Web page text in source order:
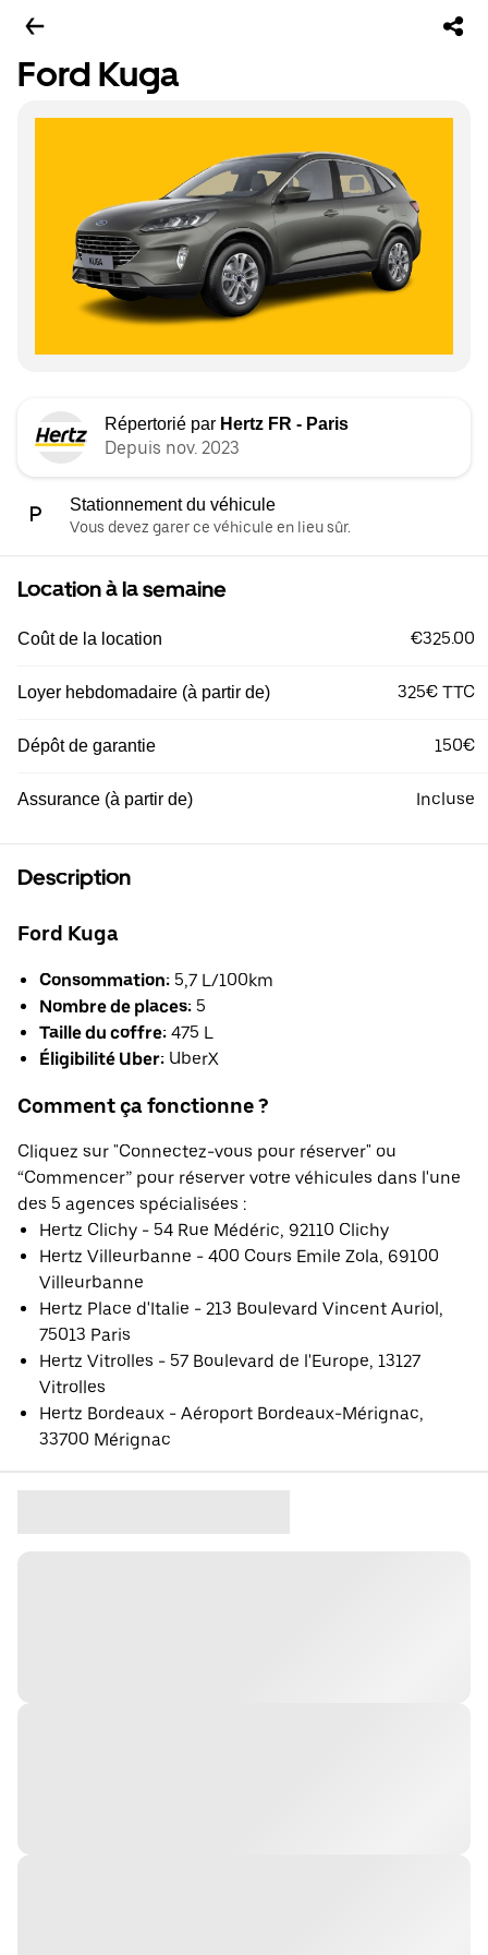
Ford Kuga
Répertorié par Hertz FR - Paris
Depuis nov. 2023
Stationnement du véhicule
Vous devez garer ce véhicule en lieu sûr.
Location à la semaine
Coût de la location €325.00
Loyer hebdomadaire (à partir de) 325€ TTC
Dépôt de garantie 150€
Assurance (à partir de) Incluse
Description
Ford Kuga
Consommation: 5,7 L/100km
Nombre de places: 5
Taille du coffre: 475 L
Éligibilité Uber: UberX
Comment ça fonctionne ?
Cliquez sur "Connectez-vous pour réserver" ou
“Commencer” pour réserver votre véhicules dans l'une
des 5 agences spécialisées :
Hertz Clichy - 54 Rue Médéric, 92110 Clichy
Hertz Villeurbanne - 400 Cours Emile Zola, 69100
Villeurbanne
Hertz Place d'Italie - 213 Boulevard Vincent Auriol,
75013 Paris
Hertz Vitrolles - 57 Boulevard de l'Europe, 13127
Vitrolles
Hertz Bordeaux - Aéroport Bordeaux-Mérignac,
33700 Mérignac